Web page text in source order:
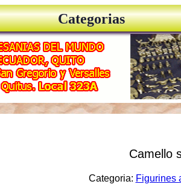
Categorias
Camello
Categoria: Figurines